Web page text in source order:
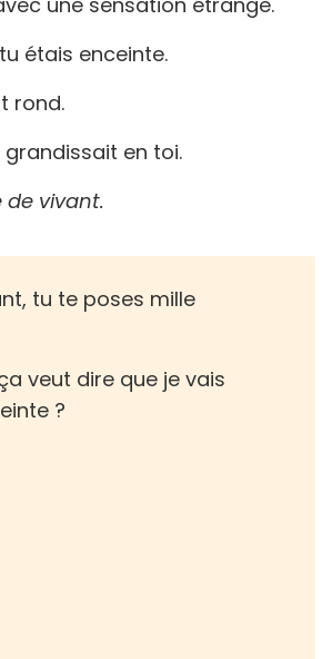
étais enceinte.
rond.
en toi.
de vivant.
tu te poses mille
veut dire que je vais
?